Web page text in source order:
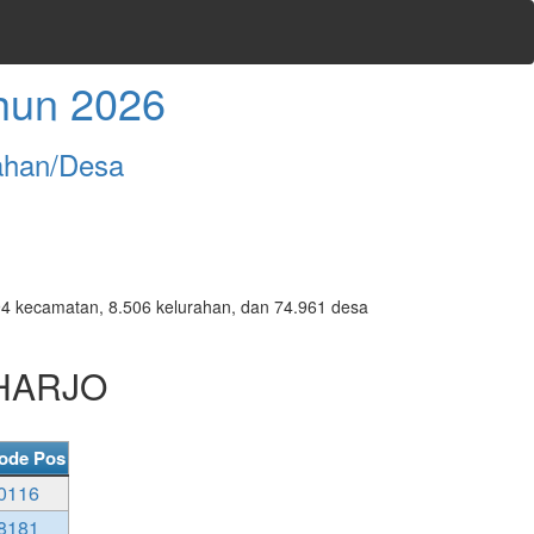
2026
Desa
kecamatan, 8.506 kelurahan, dan 74.961 desa
Pos